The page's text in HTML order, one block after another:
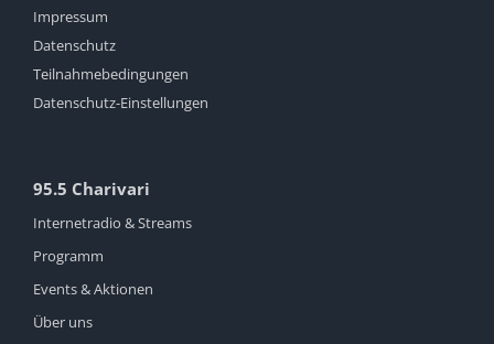
Impressum
Datenschutz
Teilnahmebedingungen
Datenschutz-Einstellungen
95.5 Charivari
Internetradio & Streams
Programm
Events & Aktionen
Über uns